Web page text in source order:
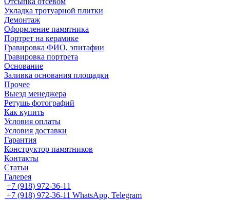
Укладка тротуарной плитки
Демонтаж
Оформление памятника
Портрет на керамике
Гравировка ФИО, эпитафии
Гравировка портрета
Основание
Заливка основания площадки
Прочее
Выезд менеджера
Ретушь фотографий
Как купить
Условия оплаты
Условия доставки
Гарантия
Конструктор памятников
Контакты
Статьи
Галерея
+7 (918) 972-36-11
+7 (918) 972-36-11 WhatsApp, Telegram